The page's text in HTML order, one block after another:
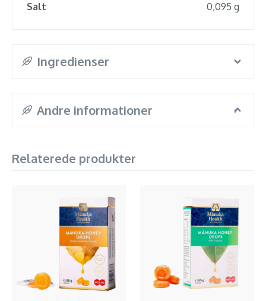
Salt 0,095 g
Ingredienser
Andre informationer
Relaterede produkter